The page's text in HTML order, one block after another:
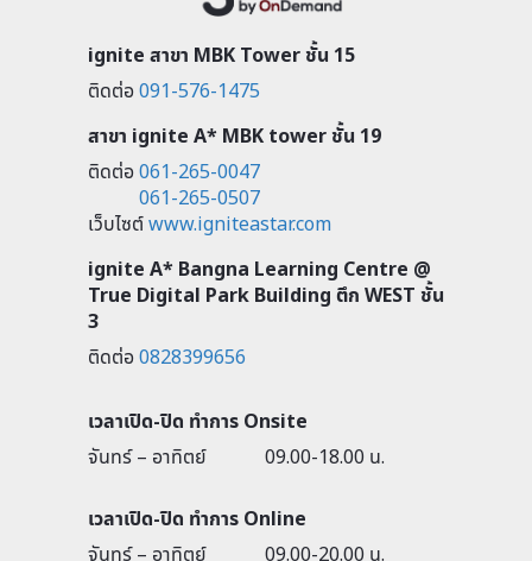
ignite สาขา MBK Tower ชั้น 15
ติดต่อ091-576-1475
สาขา ignite A* MBK tower ชั้น 19
ติดต่อ061-265-0047
061-265-0507
เว็บไซต์www.igniteastar.com
ignite A* Bangna Learning Centre @
True Digital Park Building ตึก WEST ชั้น
3
ติดต่อ0828399656
เวลาเปิด-ปิด ทำการ Onsite
จันทร์ – อาทิตย์
09.00-18.00 น.
เวลาเปิด-ปิด ทำการ Online
จันทร์ – อาทิตย์
09.00-20.00 น.